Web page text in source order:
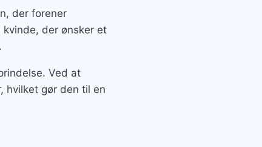
der forener
der ønsker et
Ved at
hvilket gør den til en